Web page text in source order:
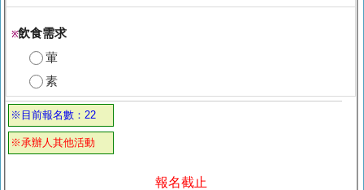
※飲食需求
葷
素
※目前報名數：22
※承辦人其他活動
報名截止